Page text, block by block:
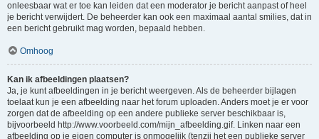
onleesbaar wat er toe kan leiden dat een moderator je bericht aanpast of heel
je bericht verwijdert. De beheerder kan ook een maximaal aantal smilies, dat in
een bericht gebruikt mag worden, bepaald hebben.
Omhoog
Kan ik afbeeldingen plaatsen?
Ja, je kunt afbeeldingen in je bericht weergeven. Als de beheerder bijlagen
toelaat kun je een afbeelding naar het forum uploaden. Anders moet je er voor
zorgen dat de afbeelding op een andere publieke server beschikbaar is,
bijvoorbeeld http://www.voorbeeld.com/mijn_afbeelding.gif. Linken naar een
afbeelding op je eigen computer is onmogelijk (tenzij het een publieke server